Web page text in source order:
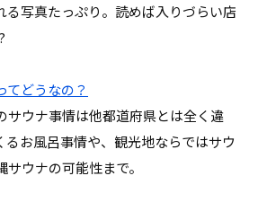
る写真たっぷり。読めば入りづらい店
てどうなの？
サウナ事情は他都道府県とは全く違
るお風呂事情や、観光地ならではサウ
ウナの可能性まで。